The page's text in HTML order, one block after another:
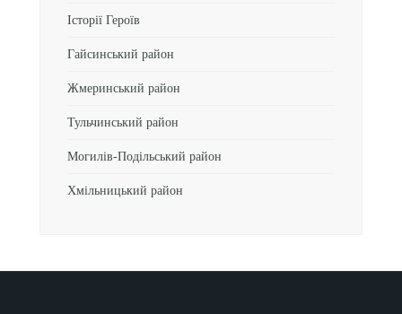
Історії Героїв
Гайсинський район
Жмеринський район
Тульчинський район
Могилів-Подільський район
Хмільницький район